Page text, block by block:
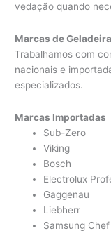
vedação quando
Marcas de
Trabalhamos com
nacionais e
especializados.
Marcas Importadas
Sub-Zero
Viking
Bosch
Electrolux
Gaggenau
Liebherr
Samsung